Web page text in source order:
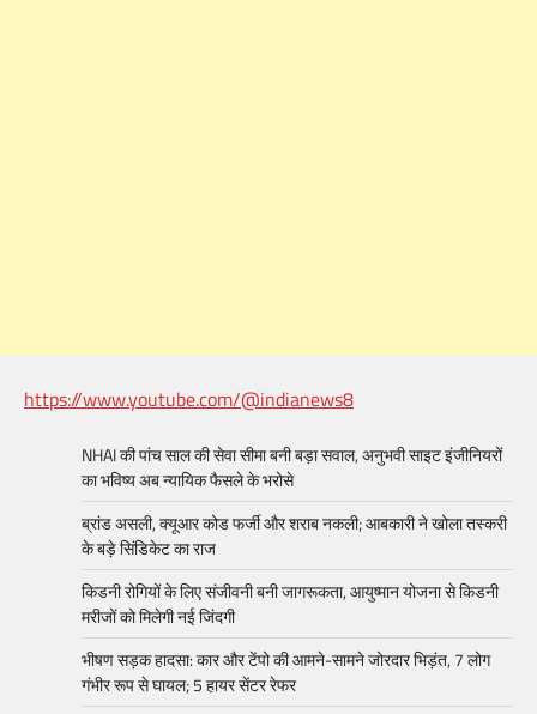
https://www.youtube.com/@indianews8
NHAI की पांच साल की सेवा सीमा बनी बड़ा सवाल, अनुभवी साइट इंजीनियरों
का भविष्य अब न्यायिक फैसले के भरोसे
ब्रांड असली, क्यूआर कोड फर्जी और शराब नकली; आबकारी ने खोला तस्करी
के बड़े सिंडिकेट का राज
किडनी रोगियों के लिए संजीवनी बनी जागरूकता, आयुष्मान योजना से किडनी
मरीजों को मिलेगी नई जिंदगी
भीषण सड़क हादसा: कार और टेंपो की आमने-सामने जोरदार भिड़ंत, 7 लोग
गंभीर रूप से घायल; 5 हायर सेंटर रेफर​